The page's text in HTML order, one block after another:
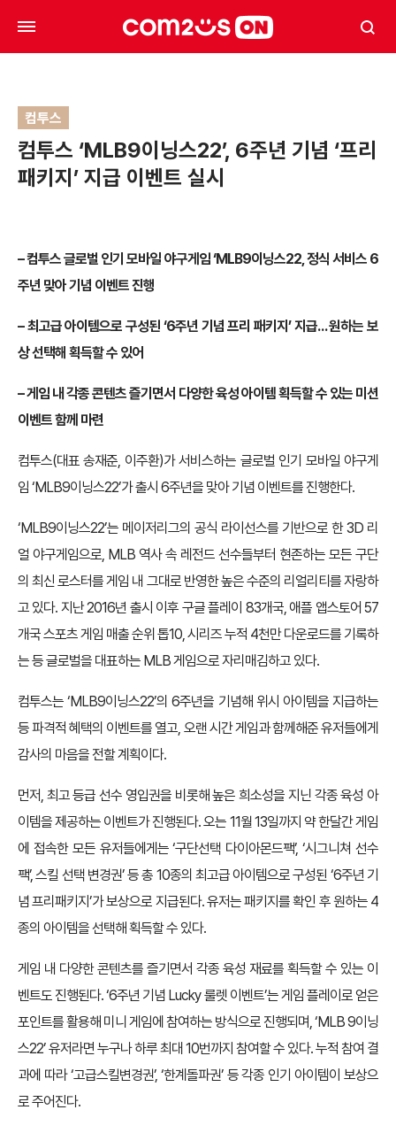
컴투스
컴투스 ‘MLB9이닝스22’, 6주년 기념 ‘프리
패키지’ 지급 이벤트 실시
– 컴투스 글로벌 인기 모바일 야구게임 ‘MLB9이닝스22, 정식 서비스 6
주년 맞아 기념 이벤트 진행
– 최고급 아이템으로 구성된 ‘6주년 기념 프리 패키지’ 지급… 원하는 보
상 선택해 획득할 수 있어
– 게임 내 각종 콘텐츠 즐기면서 다양한 육성 아이템 획득할 수 있는 미션
이벤트 함께 마련
컴투스(대표 송재준, 이주환)가 서비스하는 글로벌 인기 모바일 야구게
임 ‘MLB9이닝스22’가 출시 6주년을 맞아 기념 이벤트를 진행한다.
‘MLB9이닝스22’는 메이저리그의 공식 라이선스를 기반으로 한 3D 리
얼 야구게임으로, MLB 역사 속 레전드 선수들부터 현존하는 모든 구단
의 최신 로스터를 게임 내 그대로 반영한 높은 수준의 리얼리티를 자랑하
고 있다. 지난 2016년 출시 이후 구글 플레이 83개국, 애플 앱스토어 57
개국 스포츠 게임 매출 순위 톱10, 시리즈 누적 4천만 다운로드를 기록하
는 등 글로벌을 대표하는 MLB 게임으로 자리매김하고 있다.
컴투스는 ‘MLB9이닝스22’의 6주년을 기념해 위시 아이템을 지급하는
등 파격적 혜택의 이벤트를 열고, 오랜 시간 게임과 함께해준 유저들에게
감사의 마음을 전할 계획이다.
먼저, 최고 등급 선수 영입권을 비롯해 높은 희소성을 지닌 각종 육성 아
이템을 제공하는 이벤트가 진행된다. 오는 11월 13일까지 약 한달간 게임
에 접속한 모든 유저들에게는 ‘구단선택 다이아몬드팩’, ‘시그니쳐 선수
팩’, 스킬 선택 변경권’ 등 총 10종의 최고급 아이템으로 구성된 ‘6주년 기
념 프리패키지’가 보상으로 지급된다. 유저는 패키지를 확인 후 원하는 4
종의 아이템을 선택해 획득할 수 있다.
게임 내 다양한 콘텐츠를 즐기면서 각종 육성 재료를 획득할 수 있는 이
벤트도 진행된다. ‘6주년 기념 Lucky 룰렛 이벤트’는 게임 플레이로 얻은
포인트를 활용해 미니 게임에 참여하는 방식으로 진행되며, ‘MLB 9이닝
스22’ 유저라면 누구나 하루 최대 10번까지 참여할 수 있다. 누적 참여 결
과에 따라 ‘고급스킬변경권’, ‘한계돌파권’ 등 각종 인기 아이템이 보상으
로 주어진다.